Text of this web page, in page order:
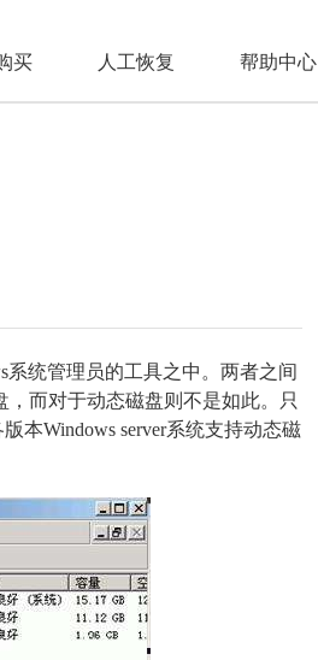
买 人工恢复 帮助中心
系统管理员的工具之中。两者之间
而对于动态磁盘则不是如此。只
本Windows server系统支持动态磁